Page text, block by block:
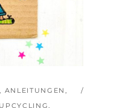
, ANLEITUNGEN ,
UPCYCLING,